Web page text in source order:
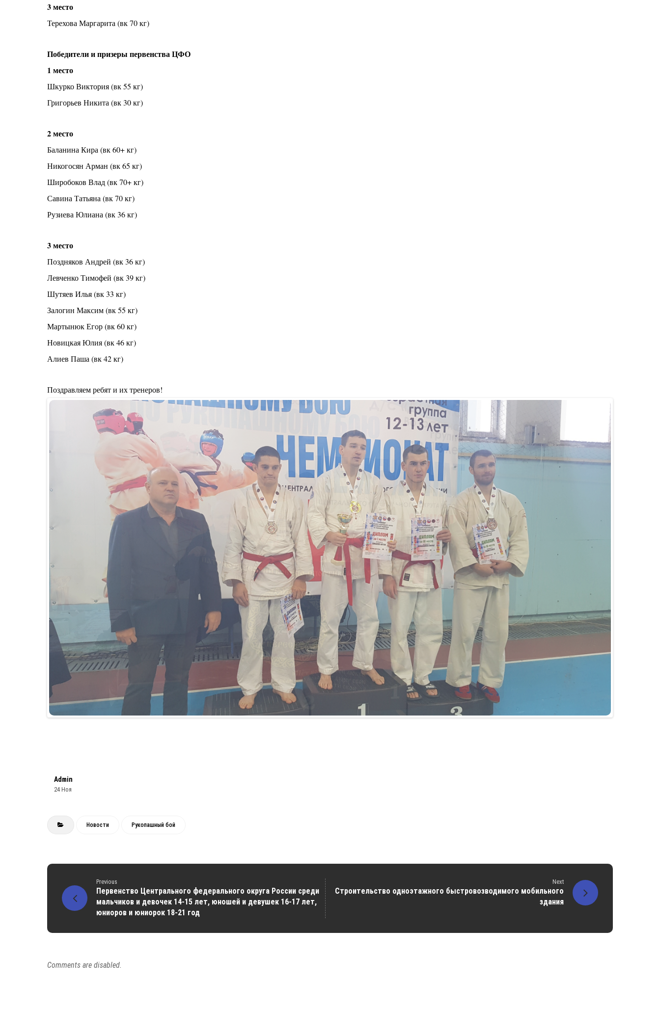
3 место
Терехова Маргарита (вк 70 кг)
Победители и призеры первенства ЦФО
1 место
Шкурко Виктория (вк 55 кг)
Григорьев Никита (вк 30 кг)
2 место
Баланина Кира (вк 60+ кг)
Никогосян Арман (вк 65 кг)
Широбоков Влад (вк 70+ кг)
Савина Татьяна (вк 70 кг)
Рузиева Юлиана (вк 36 кг)
3 место
Поздняков Андрей (вк 36 кг)
Левченко Тимофей (вк 39 кг)
Шутяев Илья (вк 33 кг)
Залогин Максим (вк 55 кг)
Мартынюк Егор (вк 60 кг)
Новицкая Юлия (вк 46 кг)
Алиев Паша (вк 42 кг)
Поздравляем ребят и их тренеров!
Admin
24 Ноя
Новости Рукопашный бой
Previous
Первенство Центрального федерального округа России среди
мальчиков и девочек 14-15 лет, юношей и девушек 16-17 лет,
юниоров и юниорок 18-21 год
Next
Cтроительство одноэтажного быстровозводимого мобильного
здания
Comments are disabled.